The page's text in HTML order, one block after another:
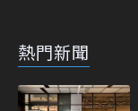
熱門新聞